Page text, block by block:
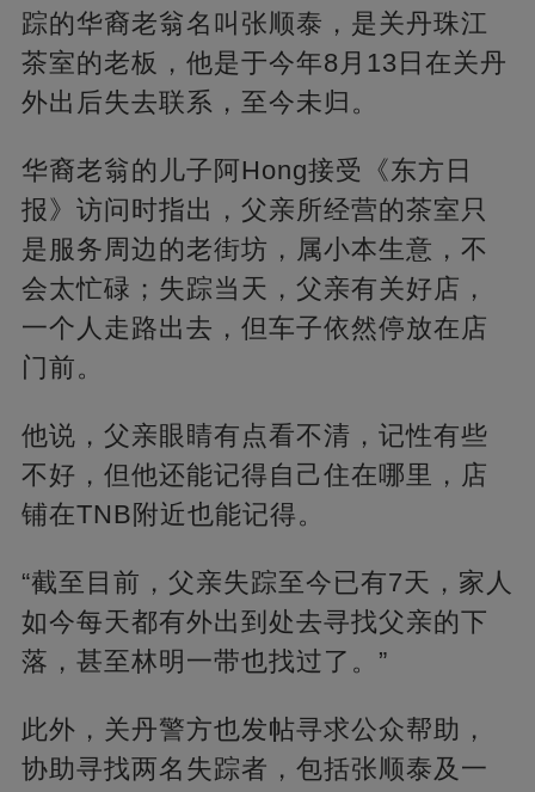
踪的华裔老翁名叫张顺泰，是关丹珠江
茶室的老板，他是于今年8月13日在关丹
外出后失去联系，至今未归。
华裔老翁的儿子阿Hong接受《东方日
报》访问时指出，父亲所经营的茶室只
是服务周边的老街坊，属小本生意，不
会太忙碌；失踪当天，父亲有关好店，
一个人走路出去，但车子依然停放在店
门前。
他说，父亲眼睛有点看不清，记性有些
不好，但他还能记得自己住在哪里，店
铺在TNB附近也能记得。
“截至目前，父亲失踪至今已有7天，家人
如今每天都有外出到处去寻找父亲的下
落，甚至林明一带也找过了。”
此外，关丹警方也发帖寻求公众帮助，
协助寻找两名失踪者，包括张顺泰及一